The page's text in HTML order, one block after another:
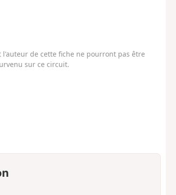
de cette fiche ne pourront pas être
sur ce circuit.